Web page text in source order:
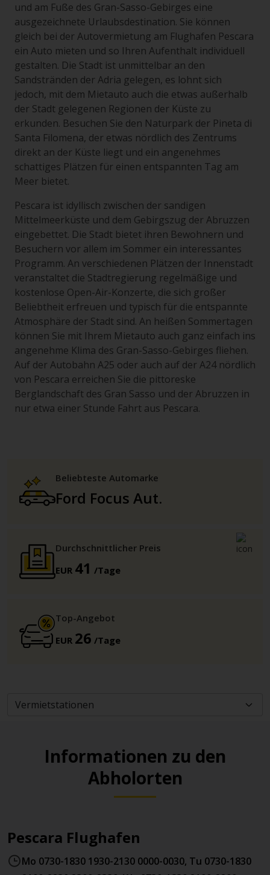
und am Fuße des Gran-Sasso-Gebirges eine
ausgezeichnete Urlaubsdestination. Sie können
gleich bei der Autovermietung am Flughafen Pescara
ein Auto mieten und so Ihren Aufenthalt individuell
gestalten. Die Stadt ist unmittelbar an den
Sandstränden der Adria gelegen, es lohnt sich
jedoch, mit dem Mietauto auch die etwas außerhalb
der Stadt gelegenen Regionen der Küste zu
erkunden. Besuchen Sie den Naturpark der Pineta di
Santa Filomena, der etwas nördlich des Zentrums
direkt an der Küste liegt und ein angenehmes
schattiges Plätzen für einen entspannten Tag am
Meer bietet.
Pescara ist idyllisch zwischen der sandigen
Mittelmeerküste und dem Gebirgszug der Abruzzen
eingebettet. Die Stadt bietet ihren Bewohnern und
Besuchern vor allem im Sommer ein interessantes
Programm. An verschiedenen Plätzen der Innenstadt
veranstaltet die Stadtregierung regelmäßige und
kostenlose Open-Air-Konzerte, die sich großer
Beliebtheit erfreuen und typisch für die entspannte
Atmosphäre der Stadt sind. An heißen Sommertagen
können Sie mit Ihrem Mietauto auch ganz einfach ins
angenehme Klima des Gran-Sasso-Gebirges fliehen.
Auf der Autobahn A25 oder auch auf der A24 nördlich
von Pescara erreichen Sie die pittoreske
Berglandschaft des Gran Sasso und der Abruzzen in
nur etwa einer Stunde Fahrt aus Pescara.
Beliebteste Automarke
Ford Focus Aut.
Durchschnittlicher Preis
EUR 41 /Tage
Top-Angebot
EUR 26 /Tage
Informationen zu den
Abholorten
Pescara Flughafen
Mo 0730-1830 1930-2130 0000-0030, Tu 0730-1830